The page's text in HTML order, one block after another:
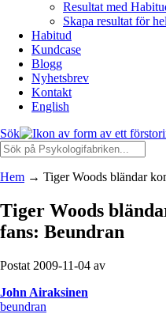
Resultat med
Skapa resultat för
Habitud
Kundcase
Blogg
Nyhetsbrev
Kontakt
English
Sök
Hem → Tiger Woods bländar
Tiger Woods
fans: Beundran
Postat 2009-11-04 av
John Airaksinen
beundran